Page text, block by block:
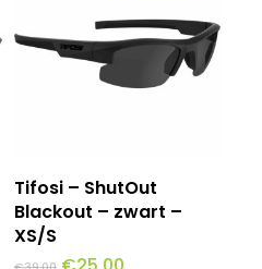
Toevoegen Aan
Winkelwagen
Tifosi – ShutOut
Blackout – zwart –
XS/S